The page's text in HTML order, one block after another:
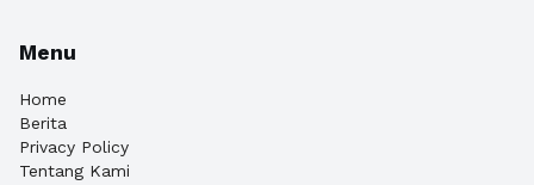
Menu
Home
Berita
Privacy Policy
Tentang Kami